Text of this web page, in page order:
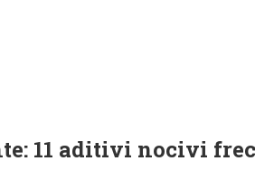
11 aditivi nocivi